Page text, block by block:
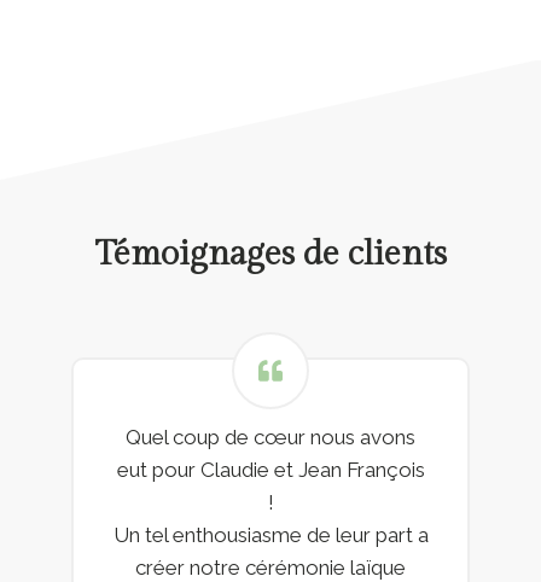
Témoignages de clients
Quel coup de cœur nous avons
eut pour Claudie et Jean François
!
Un tel enthousiasme de leur part a
créer notre cérémonie laïque